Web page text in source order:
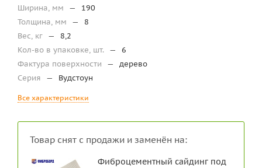
Ширина, мм
—
190
Толщина, мм
—
8
Вес, кг —
8,2
Кол-во в упаковке, шт.
—
6
Фактура поверхности
—
дерево
Серия
— Вудстоун
Все характеристики
Товар снят с продажи и заменён на:
Фиброцементный сайдинг под